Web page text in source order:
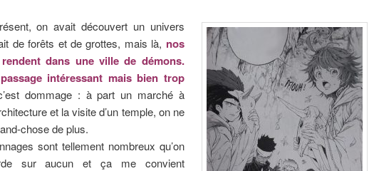
on avait découvert un univers
de forêts et de grottes, mais là, nos
dans une ville de démons.
intéressant mais bien trop
dommage : à part un marché à
et la visite d’un temple, on ne
chose de plus.
sont tellement nombreux qu’on
sur aucun et ça me convient